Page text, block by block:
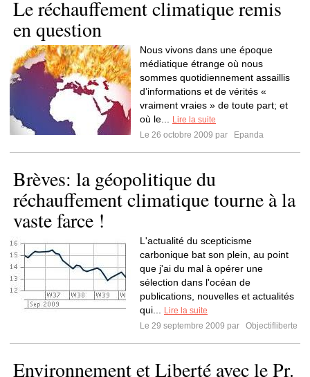
Le réchauffement climatique remis
en question
Nous vivons dans une époque
médiatique étrange où nous
sommes quotidiennement assaillis
d’informations et de vérités «
vraiment vraies » de toute part; et
où le...
Lire la suite
Le 26 octobre 2009 par
Epanda
Brèves: la géopolitique du
réchauffement climatique tourne à la
vaste farce !
L'actualité du scepticisme
carbonique bat son plein, au point
que j'ai du mal à opérer une
sélection dans l'océan de
publications, nouvelles et actualités
qui...
Lire la suite
Le 29 septembre 2009 par
Objectifliberte
Environnement et Liberté avec le Pr.